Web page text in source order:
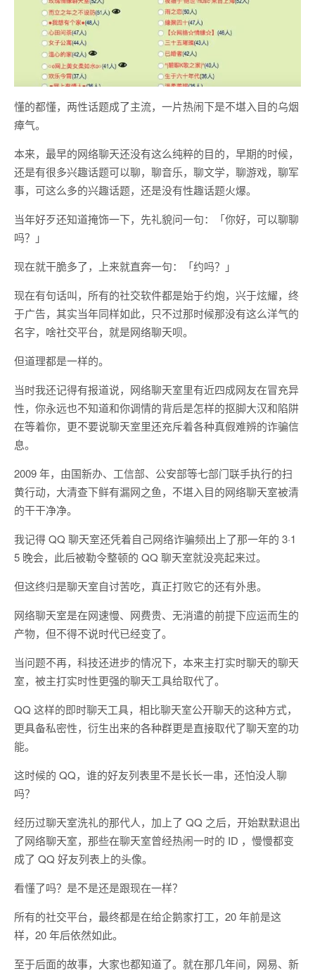
懂的都懂，两性话题成了主流，一片热闹下是不堪入目的乌烟
瘴气。
本来，最早的网络聊天还没有这么纯粹的目的，早期的时候，
还是有很多兴趣话题可以聊，聊音乐，聊文学，聊游戏，聊军
事，可这么多的兴趣话题，还是没有性趣话题火爆。
当年好歹还知道掩饰一下，先礼貌问一句：「你好，可以聊聊
吗？」
现在就干脆多了，上来就直奔一句：「约吗？」
现在有句话叫，所有的社交软件都是始于约炮，兴于炫耀，终
于广告，其实当年同样如此，只不过那时候那没有这么洋气的
名字，啥社交平台，就是网络聊天呗。
但道理都是一样的。
当时我还记得有报道说，网络聊天室里有近四成网友在冒充异
性，你永远也不知道和你调情的背后是怎样的抠脚大汉和陷阱
在等着你，更不要说聊天室里还充斥着各种真假难辨的诈骗信
息。
2009 年，由国新办、工信部、公安部等七部门联手执行的扫
黄行动，大清查下鲜有漏网之鱼，不堪入目的网络聊天室被清
的干干净净。
我记得 QQ 聊天室还凭着自己网络诈骗频出上了那一年的 3·1
5 晚会，此后被勒令整顿的 QQ 聊天室就没亮起来过。
但这终归是聊天室自讨苦吃，真正打败它的还有外患。
网络聊天室是在网速慢、网费贵、无消遣的前提下应运而生的
产物，但不得不说时代已经变了。
当问题不再，科技还进步的情况下，本来主打实时聊天的聊天
室，被主打实时性更强的聊天工具给取代了。
QQ 这样的即时聊天工具，相比聊天室公开聊天的这种方式，
更具备私密性，衍生出来的各种群更是直接取代了聊天室的功
能。
这时候的 QQ，谁的好友列表里不是长长一串，还怕没人聊
吗？
经历过聊天室洗礼的那代人，加上了 QQ 之后，开始默默退出
了网络聊天室，那些在聊天室曾经热闹一时的 ID ，慢慢都变
成了 QQ 好友列表上的头像。
看懂了吗？是不是还是跟现在一样？
所有的社交平台，最终都是在给企鹅家打工，20 年前是这
样，20 年后依然如此。
至于后面的故事，大家也都知道了。就在那几年间，网易、新